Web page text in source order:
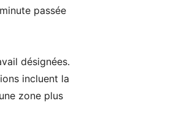
passée
désignées.
incluent la
zone plus